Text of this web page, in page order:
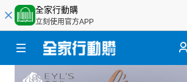
全家行動購
立刻使用官方APP